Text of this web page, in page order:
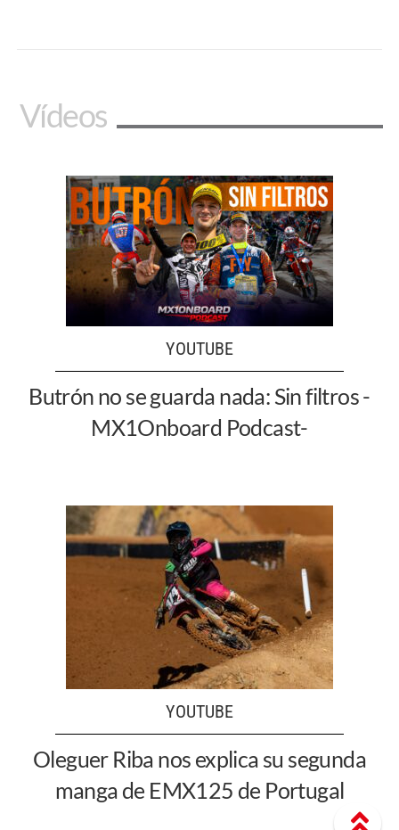
Vídeos
YOUTUBE
Butrón no se guarda nada: Sin filtros -
MX1Onboard Podcast-
YOUTUBE
Oleguer Riba nos explica su segunda
manga de EMX125 de Portugal